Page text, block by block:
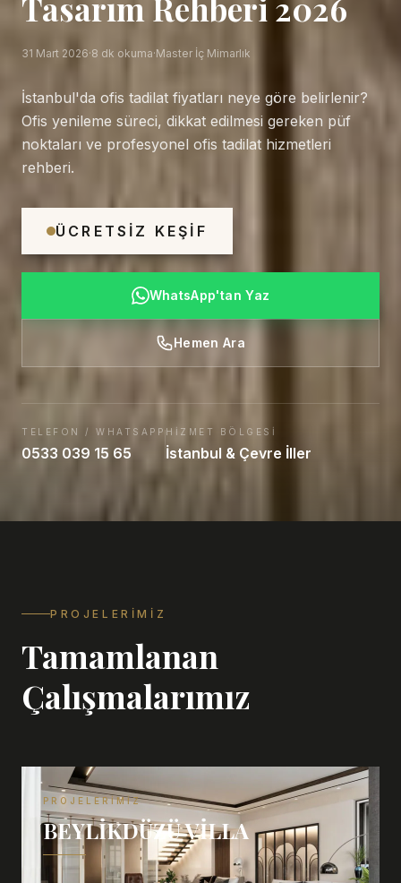
31 Mart 2026·8 dk okuma·Master İç Mimarlık
İstanbul'da ofis tadilat fiyatları neye göre belirlenir?
Ofis yenileme süreci, dikkat edilmesi gereken püf
noktaları ve profesyonel ofis tadilat hizmetleri
rehberi.
ÜCRETSIZ KEŞIF
WhatsApp'tan Yaz
Hemen Ara
TELEFON / WHATSAPP
0533 039 15 65
HIZMET BÖLGESI
İstanbul & Çevre İller
PROJELERIMIZ
Tamamlanan
Çalışmalarımız
PROJELERIMIZ
BEYLIKDÜZÜ VILLA